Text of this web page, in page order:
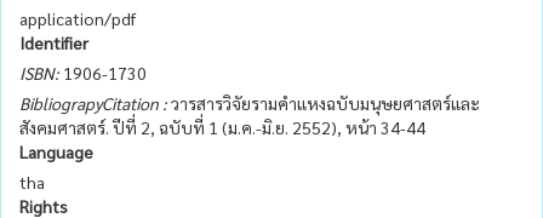
application/pdf
Identifier
ISBN: 1906-1730
BibliograpyCitation :วารสารวิจัยรามคำแหงฉบับมนุษยศาสตร์และ
สังคมศาสตร์. ปีที่ 2, ฉบับที่ 1 (ม.ค.-มิ.ย. 2552), หน้า 34-44
Language
tha
Rights